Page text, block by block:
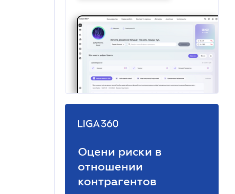
Оцени риски в
отношении
контрагентов